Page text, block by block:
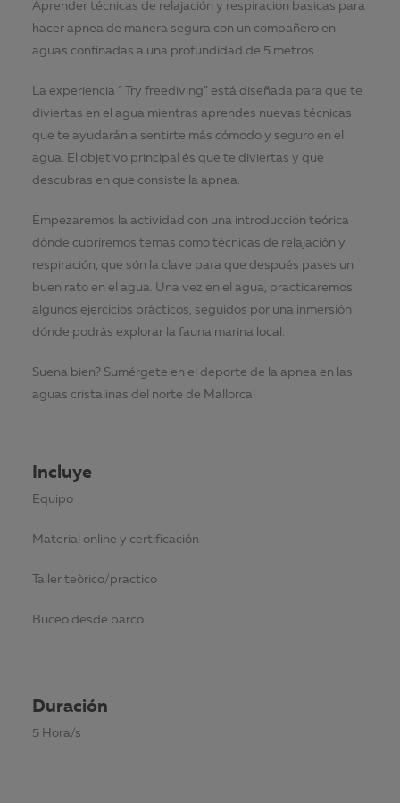
Aprender técnicas de relajación y respiracion basicas para
hacer apnea de manera segura con un compañero en
aguas confinadas a una profundidad de 5 metros.
La experiencia “ Try freediving” está diseñada para que te
diviertas en el agua mientras aprendes nuevas técnicas
que te ayudarán a sentirte más cómodo y seguro en el
agua. El objetivo principal és que te diviertas y que
descubras en que consiste la apnea.
Empezaremos la actividad con una introducción teórica
dónde cubriremos temas como técnicas de relajación y
respiración, que són la clave para que después pases un
buen rato en el agua. Una vez en el agua, practicaremos
algunos ejercicios prácticos, seguidos por una inmersión
dónde podrás explorar la fauna marina local.
Suena bien? Sumérgete en el deporte de la apnea en las
aguas cristalinas del norte de Mallorca!
Incluye
Equipo
Material online y certificación
Taller teòrico/practico
Buceo desde barco
Duración
5 Hora/s